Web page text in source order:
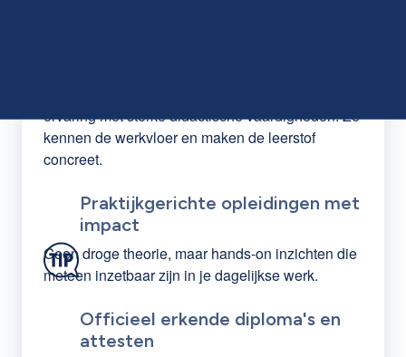
ervaring met sterke didactische vaardigheden. Ze
kennen de werkvloer en maken de leerstof
concreet.
Praktijkgerichte opleidingen met
impact
Geen droge theorie, maar hands-on inzichten die
meteen inzetbaar zijn in je dagelijkse werk.
Officieel erkende diploma's en
attesten